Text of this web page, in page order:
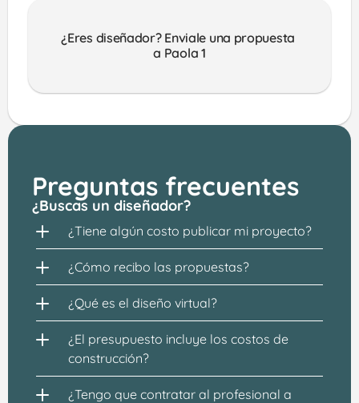
¿Eres diseñador? Enviale una propuesta
a Paola 1
Preguntas frecuentes
¿Buscas un diseñador?
¿Tiene algún costo publicar mi proyecto?
¿Cómo recibo las propuestas?
¿Qué es el diseño virtual?
¿El presupuesto incluye los costos de
construcción?
¿Tengo que contratar al profesional a